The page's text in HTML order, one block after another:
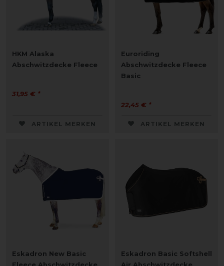
HKM Alaska
Abschwitzdecke Fleece
31,95 € *
ARTIKEL MERKEN
Euroriding
Abschwitzdecke Fleece
Basic
22,45 € *
ARTIKEL MERKEN
Eskadron New Basic
Eskadron Basic Softshell